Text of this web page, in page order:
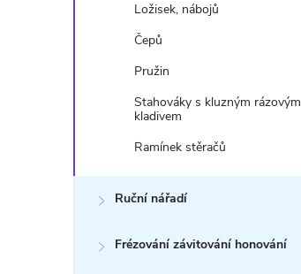
Ložisek, nábojů
Čepů
Pružin
Stahováky s kluzným rázovým
kladivem
Ramínek stěračů
Ruční nářadí
Frézování závitování honování